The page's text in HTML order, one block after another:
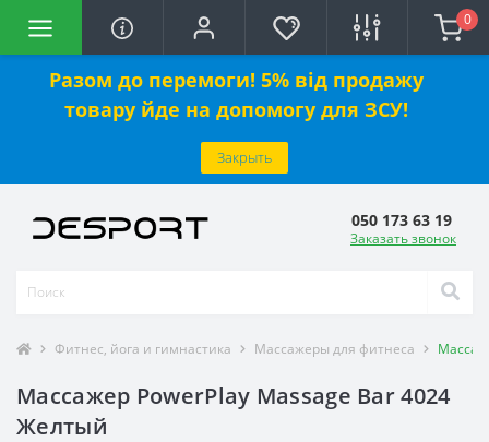
Разом до перемоги! 5% від продажу
товару йде на допомогу для ЗСУ!
Закрыть
0
050 173 63 19
Заказать звонок
Фитнес, йога и гимнастика Массажеры для фитнеса
Массажер PowerPlay Massage Bar 4024
Желтый